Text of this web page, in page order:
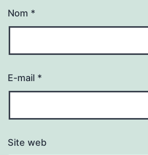
Nom *
E-mail *
Site web